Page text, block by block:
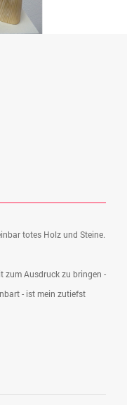
totes Holz und Steine.
zum Ausdruck zu bringen -
- ist mein zutiefst